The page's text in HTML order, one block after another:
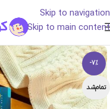
Skip to navigation
Skip to main content
-7%
تمام‌شد